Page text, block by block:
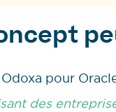
pour
des